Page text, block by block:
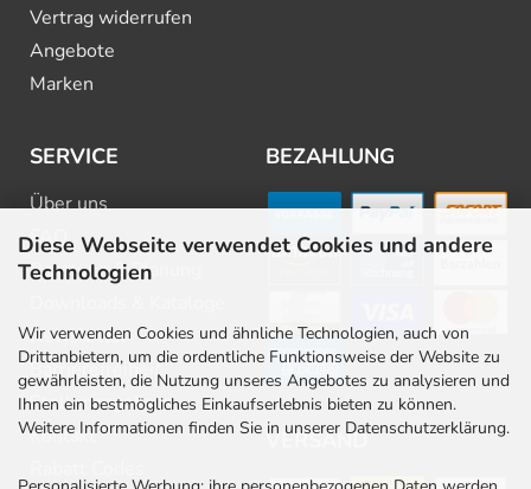
Diese Webseite verwendet Cookies und andere
Technologien
Wir verwenden Cookies und ähnliche Technologien, auch von
Drittanbietern, um die ordentliche Funktionsweise der Website zu
gewährleisten, die Nutzung unseres Angebotes zu analysieren und
Ihnen ein bestmögliches Einkaufserlebnis bieten zu können.
Weitere Informationen finden Sie in unserer Datenschutzerklärung.
Vertrag widerrufen
Angebote
Marken
SERVICE
Über uns
FAQ
Beratung & Planung
Newsletter
Barrierefreiheit
Stellenangebote
Kontakt
BEZAHLUNG
VERSAND